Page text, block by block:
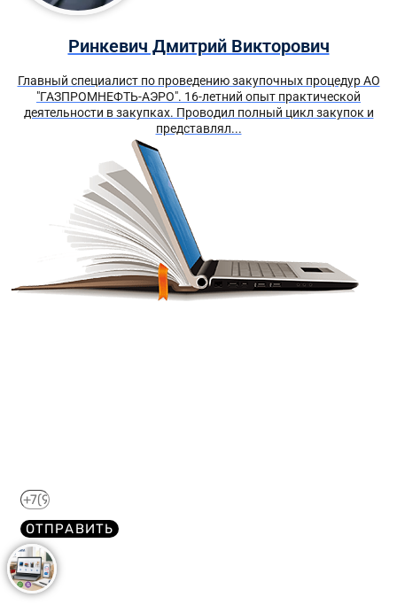
Ринкевич Дмитрий Викторович
Главный специалист по проведению закупочных процедур АО
"ГАЗПРОМНЕФТЬ-АЭРО". 16-летний опыт практической
деятельности в закупках. Проводил полный цикл закупок и
представлял...
ОТПРАВИТЬ